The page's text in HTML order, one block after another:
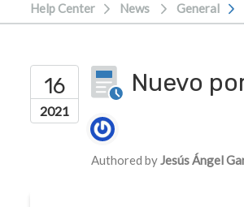
Help Center News General
16
2021
Nuevo
Authors list
Authored byJesús Ángel